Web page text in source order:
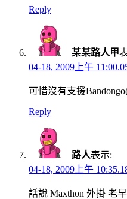
Reply
某某路人甲
04-18, 2009上午
可惜沒有支援
Reply
路人表示:
04-18, 2009上午
話說 Maxthon 外掛 老